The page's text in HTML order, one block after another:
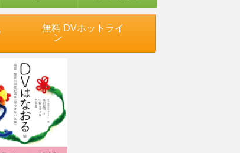
無料 DVホットライ
ン